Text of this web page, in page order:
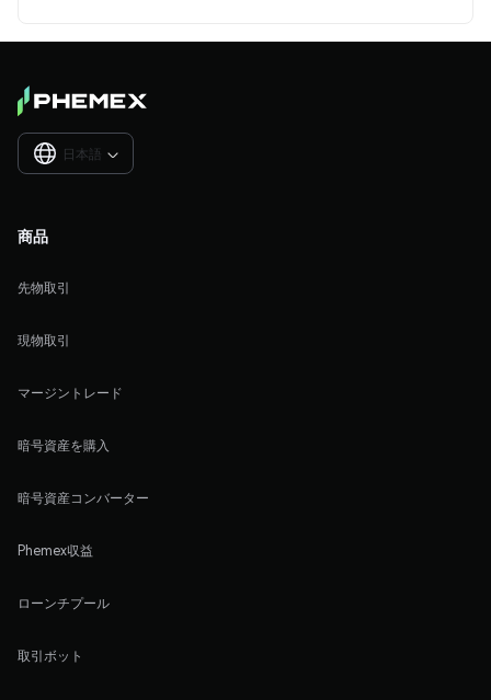
日本語 
商品
先物取引
現物取引
マージントレード
暗号資産を購入
暗号資産コンバーター
Phemex収益
ローンチプール
取引ボット